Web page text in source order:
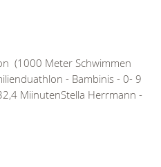
(1000 Meter Schwimmen
- Bambinis - 0- 9
MiinutenStella Herrmann -